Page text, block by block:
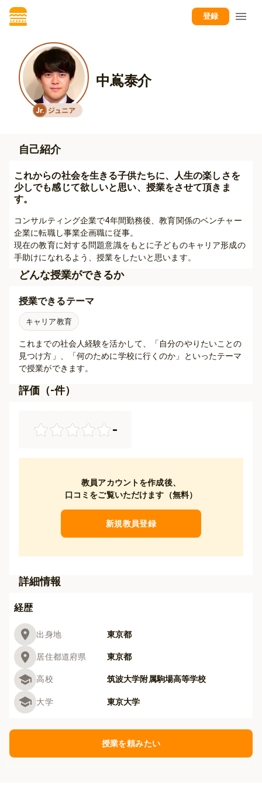
登録
中嶌泰介
自己紹介
これからの社会を生きる子供たちに、人生の楽しさを
少しでも感じて欲しいと思い、授業をさせて頂きま
す。
コンサルティング企業で4年間勤務後、教育関係のベンチャー
企業に転職し事業企画職に従事。
現在の教育に対する問題意識をもとに子どものキャリア形成の
手助けになれるよう、授業をしたいと思います。
どんな授業ができるか
授業できるテーマ
キャリア教育
これまでの社会人経験を活かして、「自分のやりたいことの
見つけ方」、「何のために学校に行くのか」といったテーマ
で授業ができます。
評価（-件）
-
教員アカウントを作成後、
口コミをご覧いただけます（無料）
新規教員登録
詳細情報
経歴
出身地 東京都
居住都道府県 東京都
高校 筑波大学附属駒場高等学校
大学 東京大学
授業を頼みたい